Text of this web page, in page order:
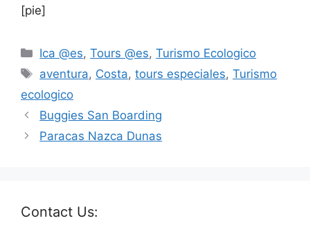
[pie]
Ica @es,Tours @es,Turismo Ecologico
aventura, Costa,tours especiales,Turismo
ecologico
Buggies San Boarding
Paracas Nazca Dunas
Contact Us: